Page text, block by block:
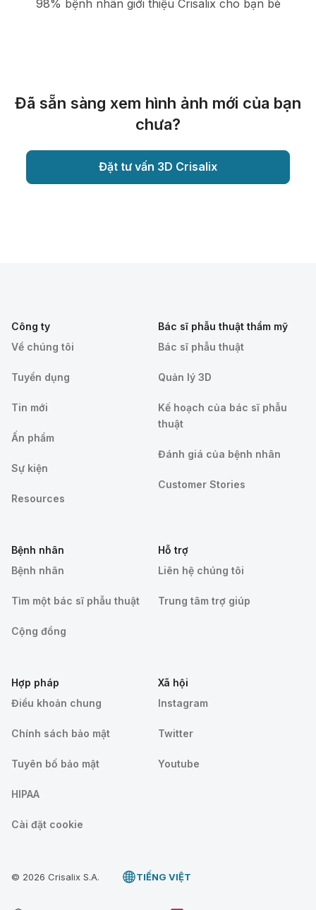
98% bệnh nhân giới thiệu Crisalix cho bạn bè
Đã sẵn sàng xem hình ảnh mới của bạn
chưa?
Đặt tư vấn 3D Crisalix
Công ty
Về chúng tôi
Tuyển dụng
Tin mới
Ấn phẩm
Sự kiện
Resources
Bác sĩ phẫu thuật thẩm mỹ
Bác sĩ phẫu thuật
Quản lý 3D
Kế hoạch của bác sĩ phẫu
thuật
Đánh giá của bệnh nhân
Customer Stories
Bệnh nhân
Bệnh nhân
Tìm một bác sĩ phẫu thuật
Cộng đồng
Hỗ trợ
Liên hệ chúng tôi
Trung tâm trợ giúp
Hợp pháp
Điều khoản chung
Chính sách bảo mật
Tuyên bố bảo mật
HIPAA
Cài đặt cookie
Xã hội
Instagram
Twitter
Youtube
© 2026 Crisalix S.A. TIẾNG VIỆT